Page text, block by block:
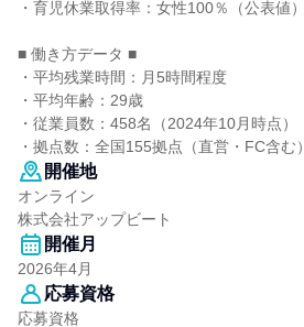
・育児休業取得率：女性100％（公表値）
■ 働き方データ ■
・平均残業時間：月5時間程度
・平均年齢：29歳
・従業員数：458名（2024年10月時点）
・拠点数：全国155拠点（直営・FC含む）
開催地
オンライン
株式会社アップビート
開催月
2026年4月
応募資格
応募資格